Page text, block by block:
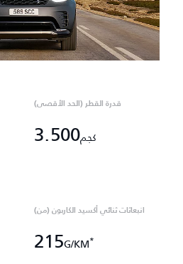
قدرة القطر (الحد الأقصى)
3.500كجم
انبعاثات ثنائي أكسيد الكاربون (من)
215G/KM*